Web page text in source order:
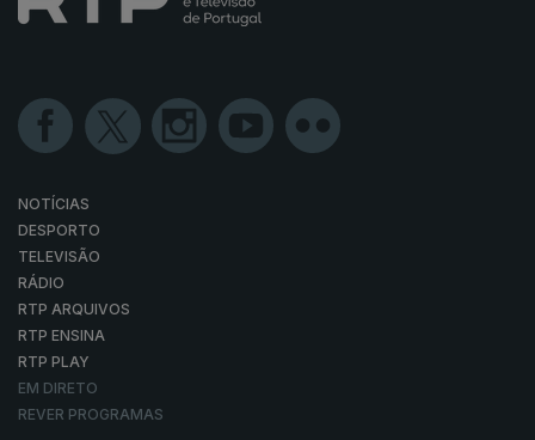
NOTÍCIAS
DESPORTO
TELEVISÃO
RÁDIO
RTP ARQUIVOS
RTP ENSINA
RTP PLAY
EM DIRETO
REVER PROGRAMAS